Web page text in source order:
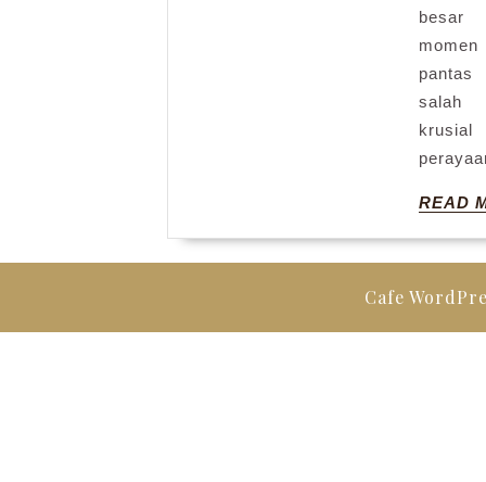
besar
pantas
salah
READ
Cafe